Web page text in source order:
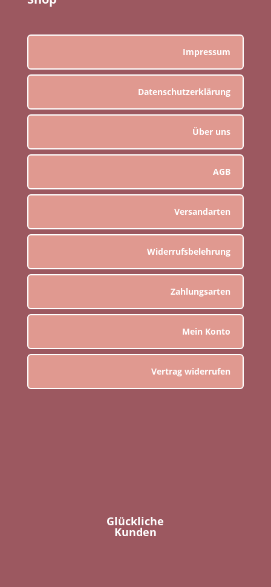
Impressum
Datenschutzerklärung
Über uns
AGB
Versandarten
Widerrufsbelehrung
Zahlungsarten
Mein Konto
Vertrag widerrufen
Glückliche
Kunden